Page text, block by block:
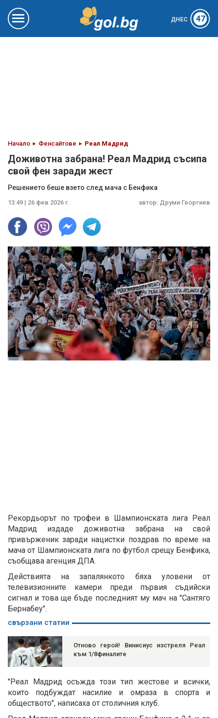
ДНЕС 47
Начало Фенсайтове Реал Мадрид
Доживотна забрана! Реал Мадрид съсипа
свой фен заради жест
Решението беше взето след мача с Бенфика
13:49 | 26 фев 2026 г. автор: Друми Георгиев
Рекордьорът по трофеи в Шампионската лига Реал
Мадрид издаде доживотна забрана на свой
привърженик заради нацистки поздрав по време на
мача от Шампионската лига по футбол срещу Бенфика,
съобщава агенция ДПА.
Действията на запалянкото бяха уловени от
телевизионните камери преди първия съдийски
сигнал и това ще бъде последният му мач на "Сантяго
Бернабеу".
свързани статии
Отново герой! Винисиус изстреля Реал
към 1/8финалите
"Реал Мадрид осъжда този тип жестове и всички,
които подбуждат насилие и омраза в спорта и
обществото", написаха от столичния клуб.